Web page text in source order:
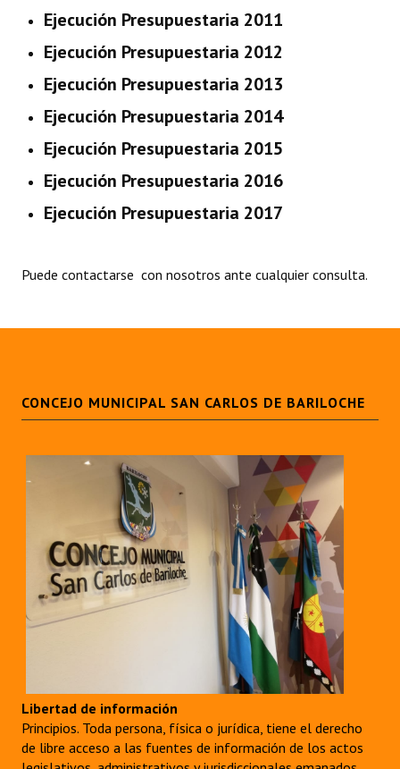
LEGISLACIÓN
Constitución Nacional
Carta Orgánica 2007
Reglamento Interno
Digesto
Informes de Gestión
Dictámenes Asesoría Letrada
Informes de Unidad Coordinadora
Ejecución Presupuestaria
Actas de Audiencias Públicas
NORMATIVA
Comunicaciones
Resoluciones
Resoluciones de Presidencia
Ejecución Presupuestaria 2011
Ejecución Presupuestaria 2012
Ejecución Presupuestaria 2013
Ejecución Presupuestaria 2014
Ejecución Presupuestaria 2015
Ejecución Presupuestaria 2016
Ejecución Presupuestaria 2017
Puede contactarse con nosotros ante cualquier consulta.
CONCEJO MUNICIPAL SAN CARLOS DE BARILOCHE
Libertad de información
Principios. Toda persona, física o jurídica, tiene el derecho
de libre acceso a las fuentes de información de los actos